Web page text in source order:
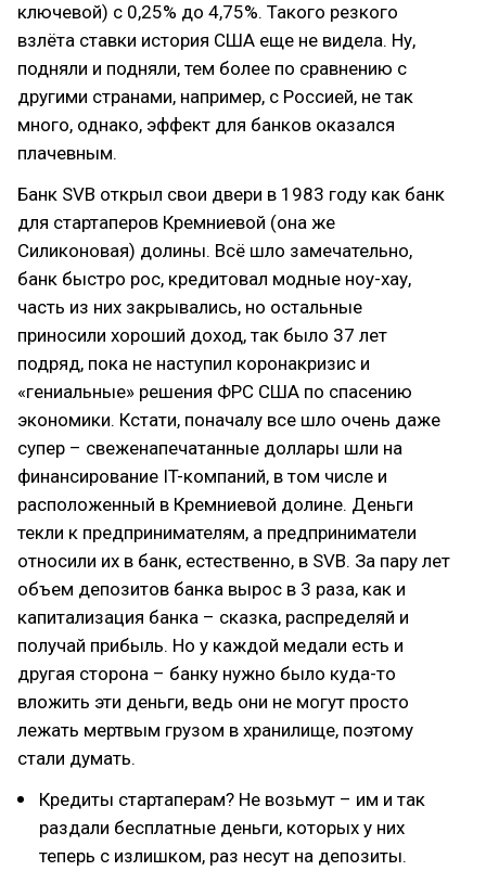
ключевой) с 0,25% до 4,75%. Такого резкого
взлёта ставки история США еще не видела. Ну,
подняли и подняли, тем более по сравнению с
другими странами, например, с Россией, не так
много, однако, эффект для банков оказался
плачевным.
Банк SVB открыл свои двери в 1983 году как банк
для стартаперов Кремниевой (она же
Силиконовая) долины. Всё шло замечательно,
банк быстро рос, кредитовал модные ноу-хау,
часть из них закрывались, но остальные
приносили хороший доход, так было 37 лет
подряд, пока не наступил коронакризис и
«гениальные» решения ФРС США по спасению
экономики. Кстати, поначалу все шло очень даже
супер – свеженапечатанные доллары шли на
финансирование IT-компаний, в том числе и
расположенный в Кремниевой долине. Деньги
текли к предпринимателям, а предприниматели
относили их в банк, естественно, в SVB. За пару лет
объем депозитов банка вырос в 3 раза, как и
капитализация банка – сказка, распределяй и
получай прибыль. Но у каждой медали есть и
другая сторона – банку нужно было куда-то
вложить эти деньги, ведь они не могут просто
лежать мертвым грузом в хранилище, поэтому
стали думать.
Кредиты стартаперам? Не возьмут – им и так
раздали бесплатные деньги, которых у них
теперь с излишком, раз несут на депозиты.